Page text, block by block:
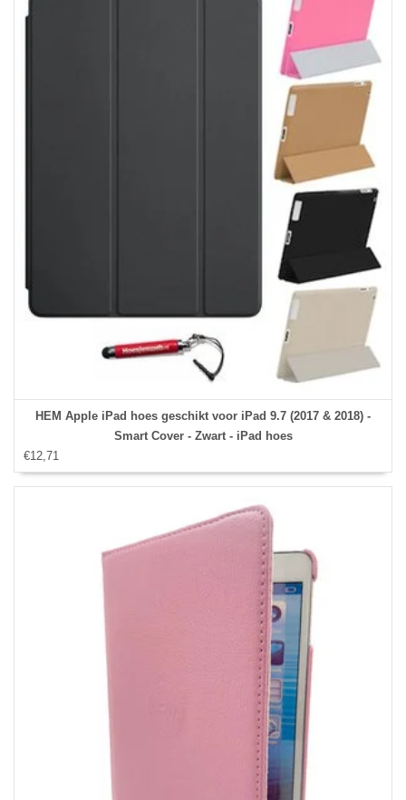
HEM Apple iPad hoes geschikt voor iPad 9.7 (2017 & 2018) -
Smart Cover - Zwart - iPad hoes
€12,71